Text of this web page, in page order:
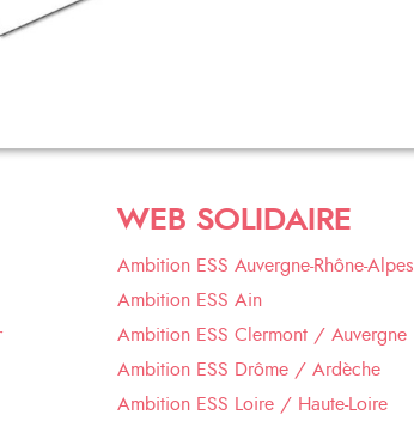
WEB SOLIDAIRE
Ambition ESS Auvergne-Rhône-Alpes
Ambition ESS Ain
Ambition ESS Clermont / Auvergne
Ambition ESS Drôme / Ardèche
Ambition ESS Loire / Haute-Loire